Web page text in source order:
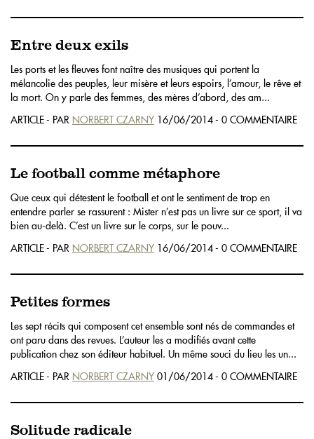
Entre deux exils
Les ports et les fleuves font naître des musiques qui portent la
mélancolie des peuples, leur misère et leurs espoirs, l’amour, le rêve et
la mort. On y parle des femmes, des mères d’abord, des am...
ARTICLE - PAR NORBERT CZARNY 16/06/2014 - 0 COMMENTAIRE
Le football comme métaphore
Que ceux qui détestent le football et ont le sentiment de trop en
entendre parler se rassurent : Mister n’est pas un livre sur ce sport, il va
bien au-delà. C’est un livre sur le corps, sur le pouv...
ARTICLE - PAR NORBERT CZARNY 16/06/2014 - 0 COMMENTAIRE
Petites formes
Les sept récits qui composent cet ensemble sont nés de commandes et
ont paru dans des revues. L’auteur les a modifiés avant cette
publication chez son éditeur habituel. Un même souci du lieu les un...
ARTICLE - PAR NORBERT CZARNY 01/06/2014 - 0 COMMENTAIRE
Solitude radicale